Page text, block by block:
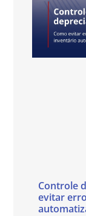
Controle
evitar